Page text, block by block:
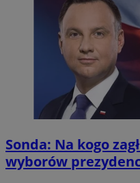
Sonda: Na kogo
wyborów